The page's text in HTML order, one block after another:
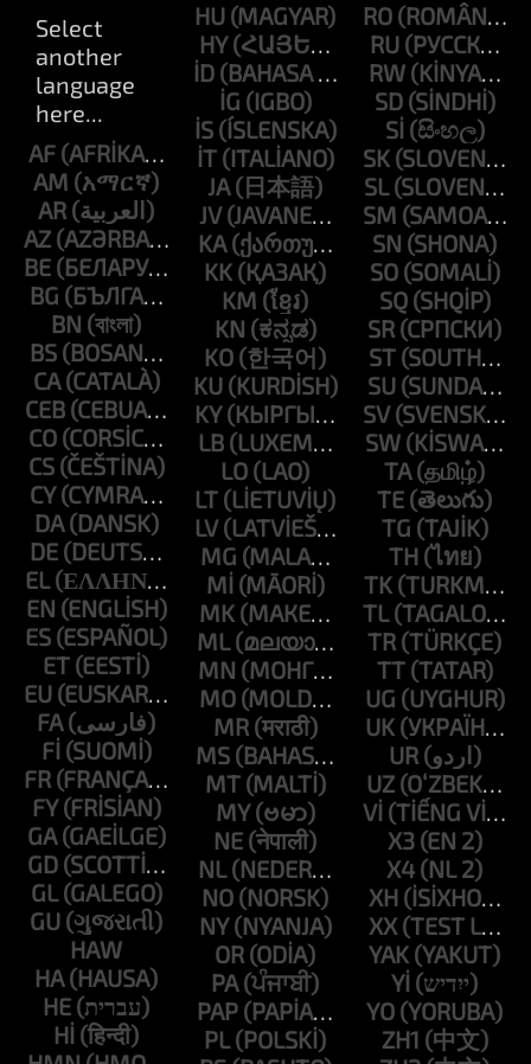
AF
AM
AR
AZ
BE
BG
BN
BS
CA
CEB
CO
CS
CY
DA
DE
EL
EN
ES
ET
EU
FA
FI
FR
FY
GA
GD
GL
GU
HAW
HA
HE
HI
HU
HY
ID
IG
IS
IT
JA
JV
KA
KK
KM
KN
KO
KU
KY
LB
LO
LT
LV
MG
MI
MK
ML
MN
MO
MR
MS
MT
MY
NE
NL
NO
NY
OR
PA
PAP
PL
RO
RU
RW
SD
SI
SK
SL
SM
SN
SO
SQ
SR
ST
SU
SV
SW
TA
TE
TG
TH
TK
TL
TR
TT
UG
UK
UR
UZ
VI
X3
X4
XH
XX
YAK
YI
YO
ZH1